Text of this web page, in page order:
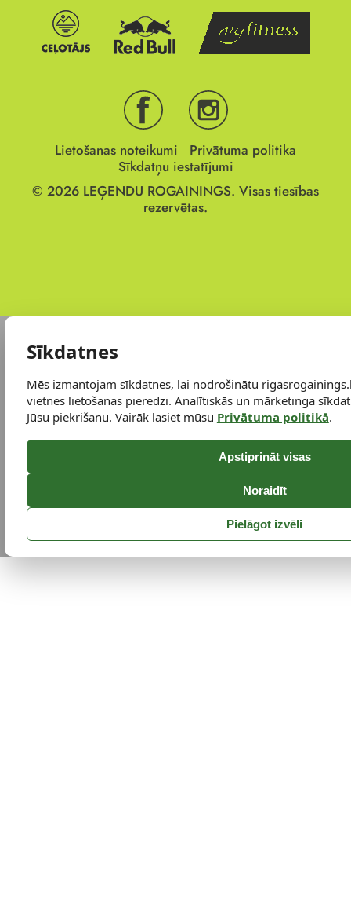
Lietošanas noteikumi
Privātuma politika
Sīkdatņu iestatījumi
© 2026 LEĢENDU ROGAININGS. Visas tiesības
rezervētas.
Sīkdatnes
Mēs izmantojam sīkdatnes, lai nodrošinātu
vietnes lietošanas pieredzi. Analītiskās un mārketinga
Jūsu piekrišanu. Vairāk lasiet mūsu Privātuma politikā.
Apstiprināt visas
Noraidīt
Pielāgot izvēli